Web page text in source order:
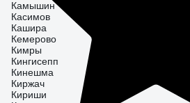
Камышин
Касимов
Кашира
Кемерово
Кимры
Кингисепп
Кинешма
Киржач
Кириши